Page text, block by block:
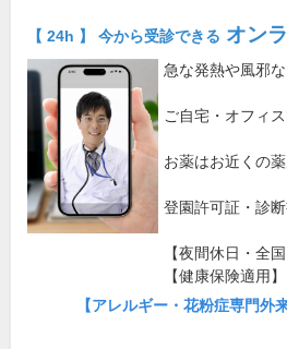
【 24h 】 今から受診できる オン
急な発熱や風邪
ご自宅・オフィ
お薬はお近くの
登園許可証・診
【夜間休日・全国
【健康保険適用】
【アレルギー・花粉症専門外